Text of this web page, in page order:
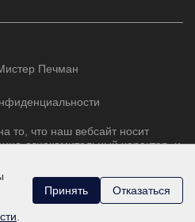
Печман
что наш вебсайт носит
ознакомительный характер, и
публичной офертой,
437 Гражданского
Принять Отказаться